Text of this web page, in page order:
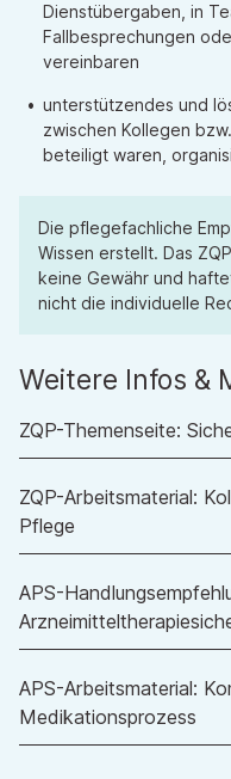
Dienstübergaben, in
Fallbesprechungen
vereinbaren
unterstützendes und
zwischen Kollegen
beteiligt waren,
Die pflegefachliche
Wissen erstellt. Das
keine Gewähr und
nicht die individuelle
Weitere Infos &
ZQP-Themenseite:
ZQP-Arbeitsmaterial:
Pflege
APS-
APS-Arbeitsmaterial:
Medikationsprozess